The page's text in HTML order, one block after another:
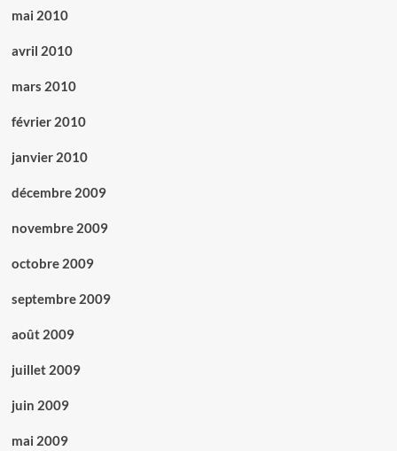
mai 2010
avril 2010
mars 2010
février 2010
janvier 2010
décembre 2009
novembre 2009
octobre 2009
septembre 2009
août 2009
juillet 2009
juin 2009
mai 2009